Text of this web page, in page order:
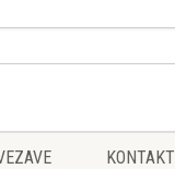
KONTAKT